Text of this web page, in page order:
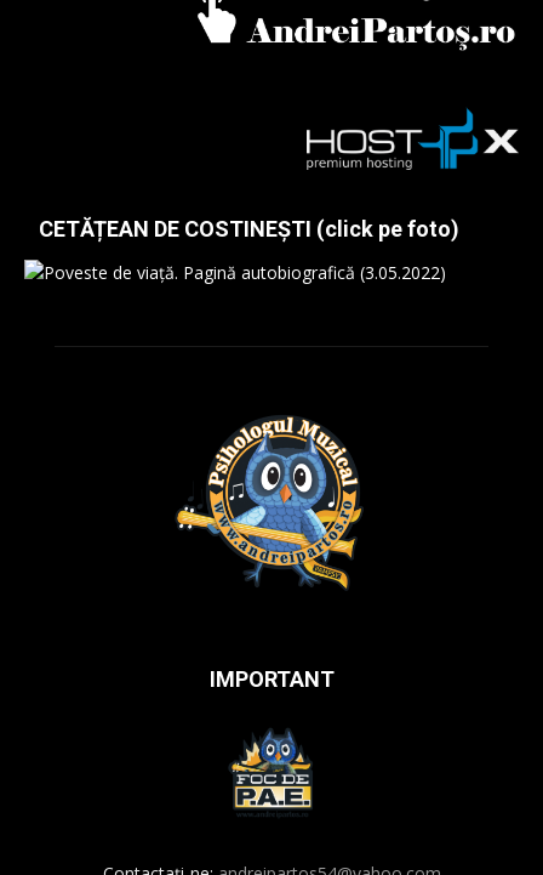
CETĂȚEAN DE COSTINEȘTI (click pe foto)
IMPORTANT